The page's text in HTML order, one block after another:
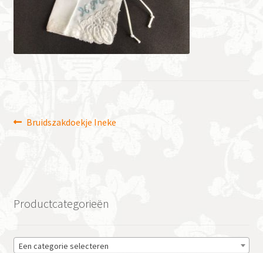
Bericht
Vorig
Bruidszakdoekje Ineke
Productcategorieën
Een categorie selecteren